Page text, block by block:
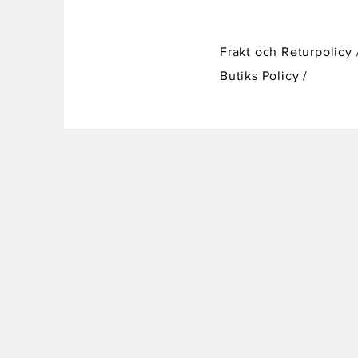
Frakt och Returpolicy
Butiks Policy/